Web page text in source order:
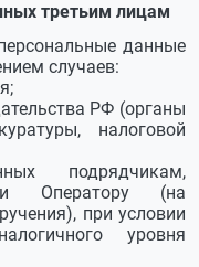
третьим лицам
данные
случаев:
РФ (органы
налоговой
подрядчикам,
Оператору (на
при условии
уровня